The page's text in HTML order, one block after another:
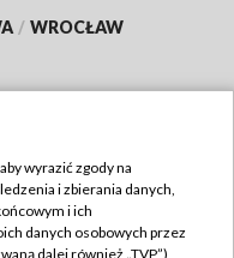
/ WROCŁAW
wyrazić zgody na
i zbierania danych,
i ich
danych osobowych przez
dalej również „TVP”),